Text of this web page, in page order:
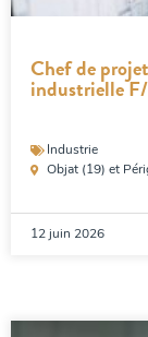
Chef de
industrielle
Industrie
Objat (19) et
12 juin 2026